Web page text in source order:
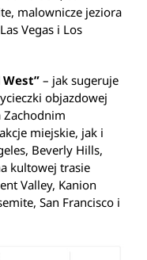
malownicze jeziora
Vegas i Los
– jak sugeruje
objazdowej
Zachodnim
miejskie, jak i
Beverly Hills,
kultowej trasie
Valley, Kanion
San Francisco i